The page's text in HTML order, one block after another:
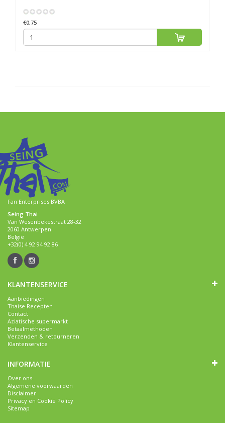
€0,75
Fan Enterprises BVBA
Seing Thai
Van Wesenbekestraat 28-32
2060 Antwerpen
België
+32(0) 4 92 94 92 86
KLANTENSERVICE
Aanbiedingen
Thaise Recepten
Contact
Aziatische supermarkt
Betaalmethoden
Verzenden & retourneren
Klantenservice
INFORMATIE
Over ons
Algemene voorwaarden
Disclaimer
Privacy en Cookie Policy
Sitemap